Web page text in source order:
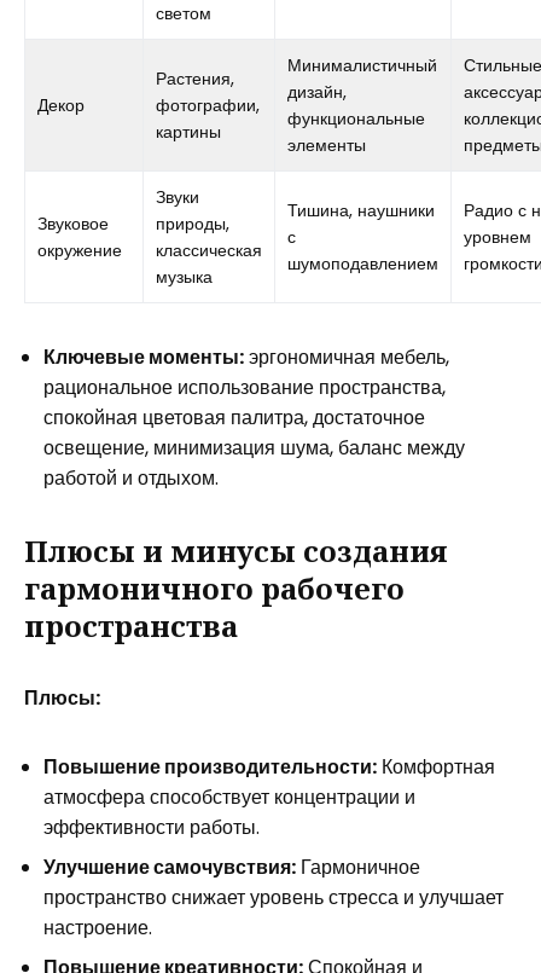
светом
Декор
Растения,
фотографии,
картины
Минималистичный
дизайн,
функциональные
элементы
Стильные
Звуковое
окружение
Звуки
природы,
классическая
музыка
Тишина, наушники
с
шумоподавлением
Радио с
уровнем
Ключевые моменты:эргономичная мебель,
рациональное использование пространства,
спокойная цветовая палитра, достаточное
освещение, минимизация шума, баланс между
работой и отдыхом.
Плюсы и минусы создания
гармоничного рабочего
пространства
Плюсы:
Повышение производительности: Комфортная
атмосфера способствует концентрации и
эффективности работы.
Улучшение самочувствия: Гармоничное
пространство снижает уровень стресса и улучшает
настроение.